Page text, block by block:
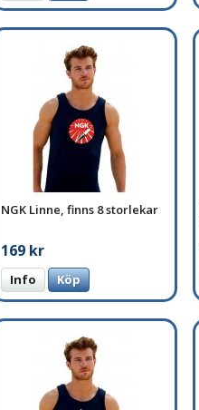
NGK Linne, finns 8 storlekar
169 kr
Info Köp